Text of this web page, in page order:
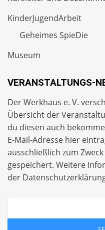
KinderJugendArbeit
Geheimes SpieDie
Museum
VERANSTALTUNGS-
Der Werkhaus e. V.
Übersicht der
du diesen auch
E-Mail-Adresse hier
ausschließlich zum
gespeichert. Weitere
der